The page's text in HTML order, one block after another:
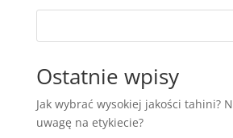
Ostatnie wpisy
Jak wybrać wysokiej jakości tahini?
uwagę na etykiecie?